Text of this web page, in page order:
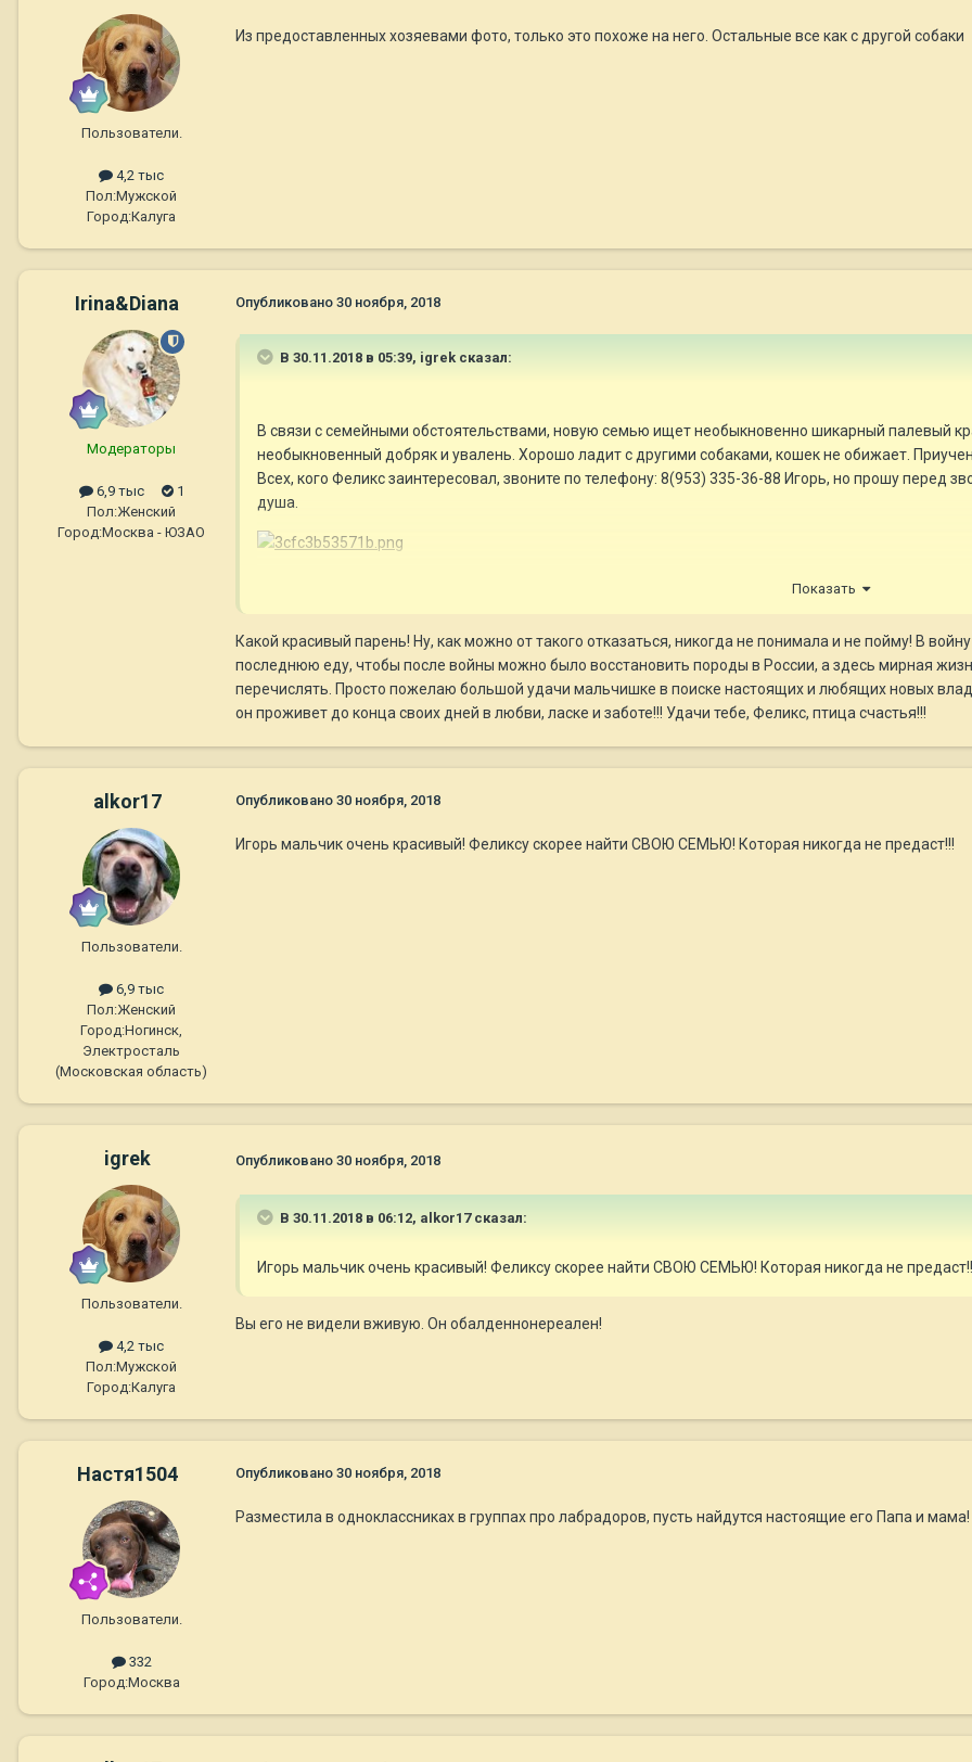
Пользователи.
4,2 тыс
Пол:Мужской
Город:Калуга
Из предоставленных хозяевами фото, только это похоже на него. Остальные все как с другой собаки
Irina&Diana
Модераторы
6,9 тыс
1
Пол:Женский
Город:Москва - ЮЗАО
Опубликовано 30 ноября, 2018
В 30.11.2018 в 05:39, igrek сказал:
В связи с семейными обстоятельствами, новую семью ищет необыкновенно шикарный палевый
необыкновенный добряк и увалень. Хорошо ладит с другими собаками, кошек не обижает.
Всех, кого Феликс заинтересовал, звоните по телефону: 8(953) 335-36-88 Игорь, но прошу перед
душа.
Показать
Какой красивый парень! Ну, как можно от такого отказаться, никогда не понимала и не пойму! В
последнюю еду, чтобы после войны можно было восстановить породы в России, а здесь мирная
перечислять. Просто пожелаю большой удачи мальчишке в поиске настоящих и любящих новых
он проживет до конца своих дней в любви, ласке и заботе!!! Удачи тебе, Феликс, птица счастья!!!
alkor17
Пользователи.
6,9 тыс
Пол:Женский
Город:Ногинск,
Электросталь
(Московская область)
Опубликовано 30 ноября, 2018
Игорь мальчик очень красивый! Феликсу скорее найти СВОЮ СЕМЬЮ! Которая никогда не предаст!!!
igrek
Пользователи.
4,2 тыс
Пол:Мужской
Город:Калуга
Опубликовано 30 ноября, 2018
В 30.11.2018 в 06:12, alkor17сказал:
Игорь мальчик очень красивый! Феликсу скорее найти СВОЮ СЕМЬЮ! Которая никогда не
Вы его не видели вживую. Он обалденнонереален!
Настя1504
Пользователи.
332
Город:Москва
Опубликовано 30 ноября, 2018
Разместила в одноклассниках в группах про лабрадоров, пусть найдутся настоящие его Папа и мама!